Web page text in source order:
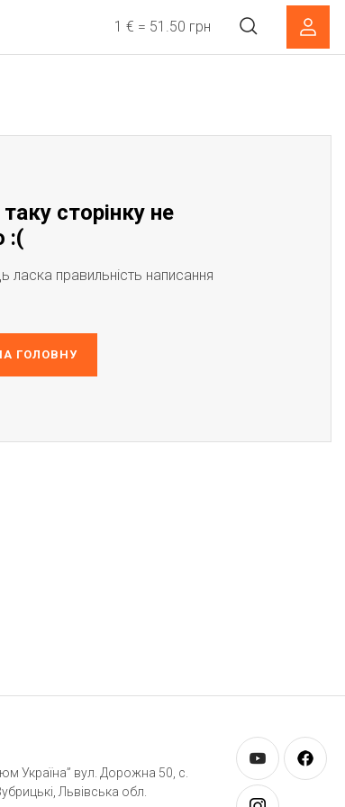
1 € = 51.50 грн
сторінку не
:(
ласка правильність написання
ГОЛОВНУ
Україна” вул. Дорожна 50, c.
Львівська обл.